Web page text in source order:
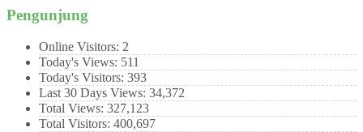
Pengunjung
Online Visitors: 2
Today's Views: 511
Today's Visitors: 393
Last 30 Days Views: 34,372
Total Views: 327,123
Total Visitors: 400,697